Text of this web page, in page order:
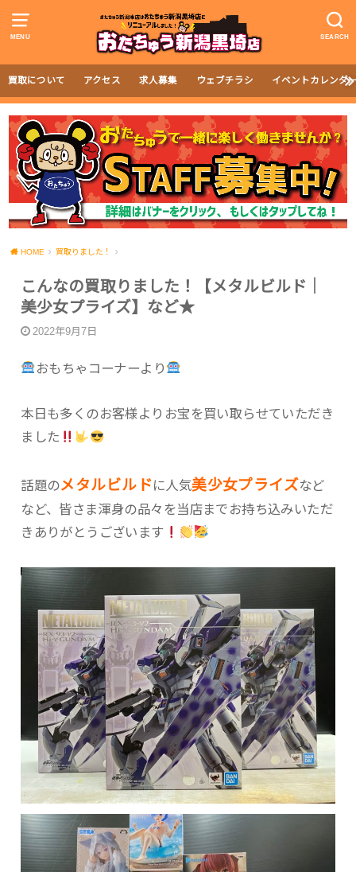
MENU SEARCH
買取について アクセス 求人募集 ウェブチラシ イベントカレンダ
HOME 買取りました！
こんなの買取りました！【メタルビルド｜
美少女プライズ】など★
2022年9月7日
おもちゃコーナーより
本日も多くのお客様よりお宝を買い取らせていただき
ました
話題のメタルビルドに人気美少女プライズなど
など、皆さま渾身の品々を当店までお持ち込みいただ
きありがとうございます